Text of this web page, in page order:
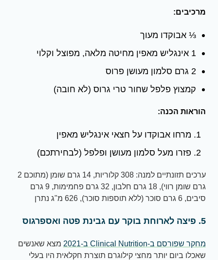
מרכיבים:
⅓ אבוקדו מעוך
1 אינגליש מאפין מחיטה מלאה, מפוצל וקלוי
2 גרם סלמון מעושן פרוס
קמצוץ פלפל שחור טרי גרוס (לא חובה)
הוראות הכנה:
מרחו אבוקדו על חצאי אינגליש מאפין
פזרו מעל סלמון מעושן ופלפל (לבחירתכם)
ערכים תזונתיים למנה: 308 קלוריות, 14 גרם שומן (מתוכם 2
גרם שומן רווי), 18 גרם חלבון, 32 גרם פחמימות, 9 גרם
סיבים, 6 גרם סוכר (ללא תוספות סוכר), 626 מ"ג נתרן
5. פיצה לארוחת בוקר עם גבינת פטה ואספרגוס
מחקר שפורסם ב-Clinical Nutrition ב-2021
מצא שאנשים
שאכלו ביום יותר מחצי קילוגרם תוצרת חקלאית היו בעלי